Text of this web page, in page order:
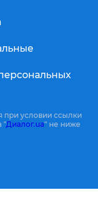
при условии ссылки
"Диалог.ua" не ниже